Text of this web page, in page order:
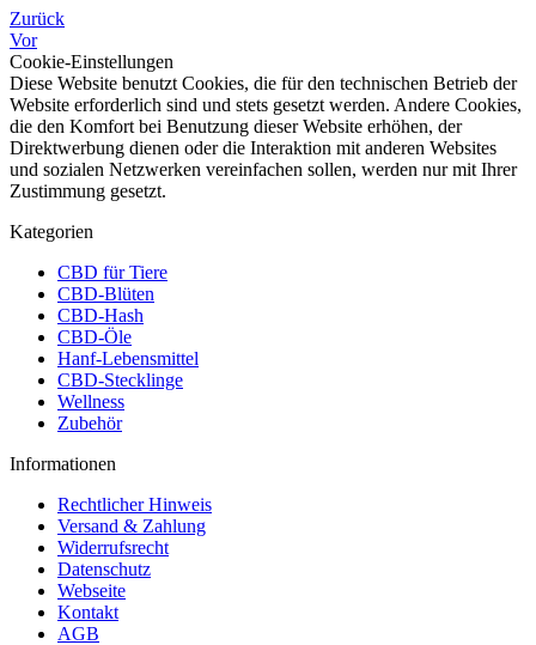
Zurück
Vor
Cookie-Einstellungen
Diese Website benutzt Cookies, die für den technischen Betrieb der
Website erforderlich sind und stets gesetzt werden. Andere Cookies,
die den Komfort bei Benutzung dieser Website erhöhen, der
Direktwerbung dienen oder die Interaktion mit anderen Websites
und sozialen Netzwerken vereinfachen sollen, werden nur mit Ihrer
Zustimmung gesetzt.
Kategorien
CBD für Tiere
CBD-Blüten
CBD-Hash
CBD-Öle
Hanf-Lebensmittel
CBD-Stecklinge
Wellness
Zubehör
Informationen
Rechtlicher Hinweis
Versand & Zahlung
Widerrufsrecht
Datenschutz
Webseite
Kontakt
AGB